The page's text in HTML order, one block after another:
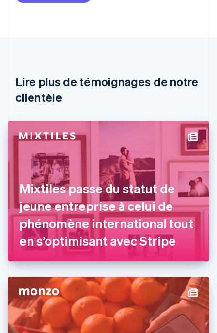
Lire plus de témoignages de notre
clientèle
Mixtiles passe du statut de
jeune entreprise à celui de
phénomène international tout
en s’optimisant avec Stripe
Australie
Bulgarie
English
Canada
Chine continentale
简体中文 English
Chypre
Croatie
EnglishItaliano
Danemark
English
Émirats arabes unis
English
Espagne
Español English
Estonie
English
États-Unis
Finlande
EnglishSvenska
France
Français English
Gibraltar
English